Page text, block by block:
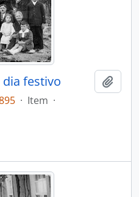
festivo
· Item ·